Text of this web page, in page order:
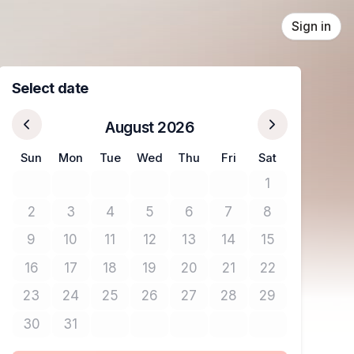
Sign in
Select date
August 2026
Sun Mon Tue Wed Thu Fri Sat
1No tickets
2No tickets available
3No tickets available
4No tickets available
5No tickets available
6No tickets available
7No tickets available
8No tickets
9No tickets available
10No tickets available
11No tickets available
12No tickets available
13No tickets available
14No tickets available
15No tickets
16No tickets available
17No tickets available
18No tickets available
19No tickets available
20No tickets available
21No tickets available
22No tickets
23No tickets available
24No tickets available
25No tickets available
26No tickets available
27No tickets available
28No tickets available
29No tickets
30No tickets available
31No tickets available